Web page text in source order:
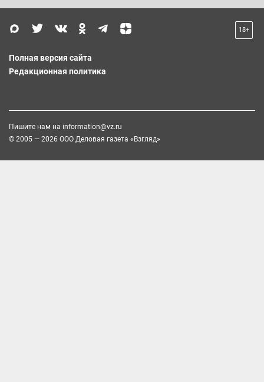
18+
Полная версия сайта
Редакционная политика
Пишите нам на information@vz.ru
© 2005 — 2026 ООО Деловая газета «Взгляд»